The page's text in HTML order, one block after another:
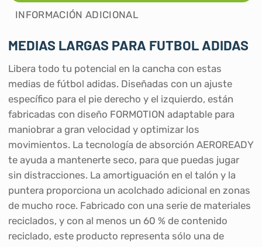
INFORMACIÓN ADICIONAL
MEDIAS LARGAS PARA FUTBOL ADIDAS
Libera todo tu potencial en la cancha con estas
medias de fútbol adidas. Diseñadas con un ajuste
específico para el pie derecho y el izquierdo, están
fabricadas con diseño FORMOTION adaptable para
maniobrar a gran velocidad y optimizar los
movimientos. La tecnología de absorción AEROREADY
te ayuda a mantenerte seco, para que puedas jugar
sin distracciones. La amortiguación en el talón y la
puntera proporciona un acolchado adicional en zonas
de mucho roce. Fabricado con una serie de materiales
reciclados, y con al menos un 60 % de contenido
reciclado, este producto representa sólo una de